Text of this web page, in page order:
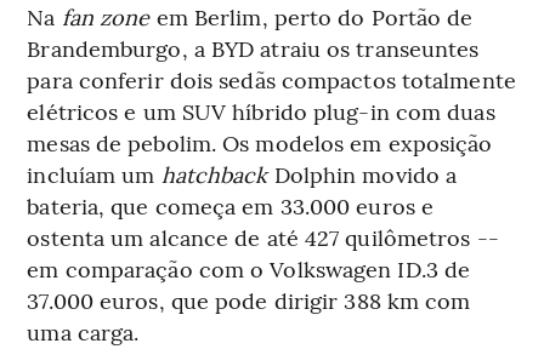
Na fan zoneem Berlim, perto do Portão de
Brandemburgo, a BYD atraiu os transeuntes
para conferir dois sedãs compactos totalmente
elétricos e um SUV híbrido plug-in com duas
mesas de pebolim. Os modelos em exposição
incluíam um hatchbackDolphin movido a
bateria, que começa em 33.000 euros e
ostenta um alcance de até 427 quilômetros --
em comparação com o Volkswagen ID.3 de
37.000 euros, que pode dirigir 388 km com
uma carga.